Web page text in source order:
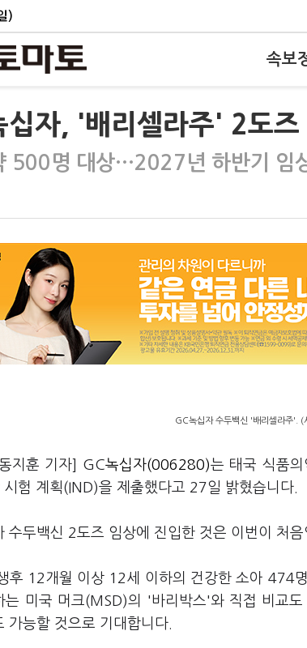
)
속보
십자, '배리셀라주' 2도
500명 대상…2027년 하반기 임
GC녹십자 수두백신 '배리셀라주'. (
지훈 기자] GC녹십자(006280)는 태국 식품
험 계획(IND)을 제출했다고 27일 밝혔습니다.
수두백신 2도즈 임상에 진입한 것은 이번이 처음
후 12개월 이상 12세 이하의 건강한 소아 474
는 미국 머크(MSD)의 '바리박스'와 직접 비교
가능할 것으로 기대합니다.